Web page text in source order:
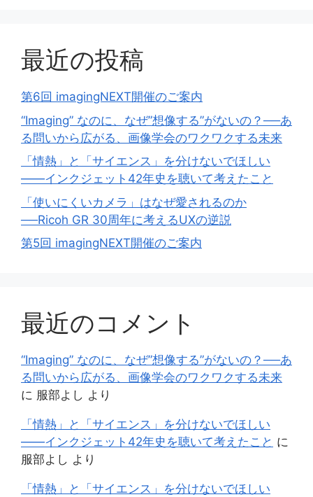
最近の投稿
第6回 imagingNEXT開催のご案内
“Imaging” なのに、なぜ”想像する”がないの？──あ
る問いから広がる、画像学会のワクワクする未来
「情熱」と「サイエンス」を分けないでほしい
——インクジェット42年史を聴いて考えたこと
「使いにくいカメラ」はなぜ愛されるのか
──Ricoh GR 30周年に考えるUXの逆説
第5回 imagingNEXT開催のご案内
最近のコメント
“Imaging” なのに、なぜ”想像する”がないの？──あ
る問いから広がる、画像学会のワクワクする未来
に 服部よし より
「情熱」と「サイエンス」を分けないでほしい
——インクジェット42年史を聴いて考えたこと に
服部よし より
「情熱」と「サイエンス」を分けないでほしい